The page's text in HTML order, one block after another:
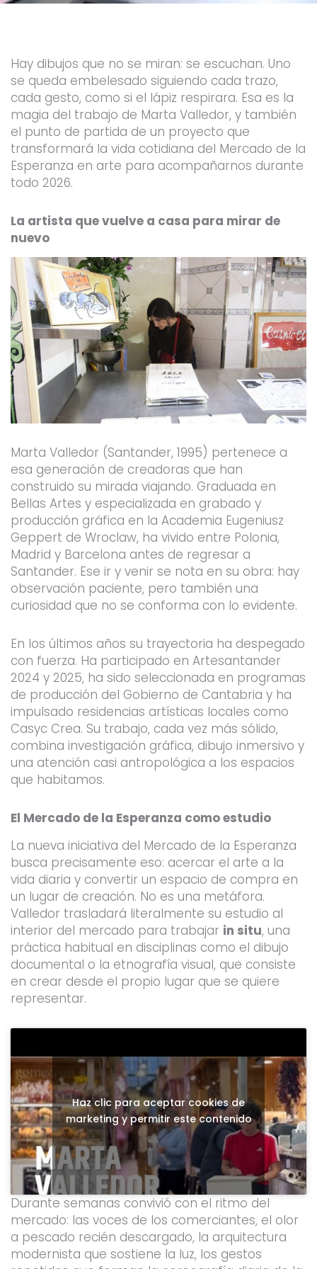
f
Hay dibujos que no se miran: se escuchan. Uno
se queda embelesado siguiendo cada trazo,
cada gesto, como si el lápiz respirara. Esa es la
magia del trabajo de Marta Valledor, y también
el punto de partida de un proyecto que
transformará la vida cotidiana del Mercado de la
Esperanza en arte para acompañarnos durante
todo 2026.
La artista que vuelve a casa para mirar de
nuevo
Marta Valledor (Santander, 1995) pertenece a
esa generación de creadoras que han
construido su mirada viajando. Graduada en
Bellas Artes y especializada en grabado y
producción gráfica en la Academia Eugeniusz
Geppert de Wroclaw, ha vivido entre Polonia,
Madrid y Barcelona antes de regresar a
Santander. Ese ir y venir se nota en su obra: hay
observación paciente, pero también una
curiosidad que no se conforma con lo evidente.
En los últimos años su trayectoria ha despegado
con fuerza. Ha participado en Artesantander
2024 y 2025, ha sido seleccionada en programas
de producción del Gobierno de Cantabria y ha
impulsado residencias artísticas locales como
Casyc Crea. Su trabajo, cada vez más sólido,
combina investigación gráfica, dibujo inmersivo y
una atención casi antropológica a los espacios
que habitamos.
El Mercado de la Esperanza como estudio
La nueva iniciativa del Mercado de la Esperanza
busca precisamente eso: acercar el arte a la
vida diaria y convertir un espacio de compra en
un lugar de creación. No es una metáfora.
Valledor trasladará literalmente su estudio al
interior del mercado para trabajar in situ, una
práctica habitual en disciplinas como el dibujo
documental o la etnografía visual, que consiste
en crear desde el propio lugar que se quiere
representar.
Haz clic para aceptar cookies de
marketing y permitir este contenido
Durante semanas convivió con el ritmo del
mercado: las voces de los comerciantes, el olor
a pescado recién descargado, la arquitectura
modernista que sostiene la luz, los gestos